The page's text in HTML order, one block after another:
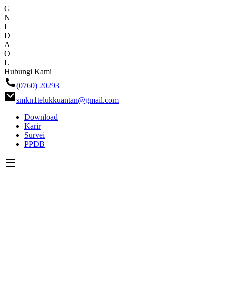
G
N
I
D
A
O
L
Skip
ke
konten
Hubungi Kami
(0760) 20293
smkn1telukkuantan@gmail.com
Download
Karir
Survei
PPDB